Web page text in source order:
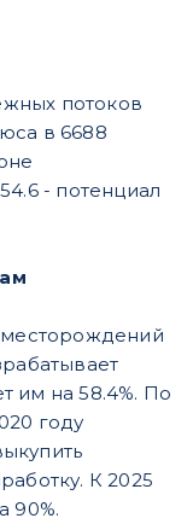
потоков
в 6688
- потенциал
им на 58.4%. По
году
К 2025
90%.